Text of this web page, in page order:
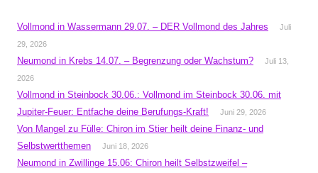
Vollmond in Wassermann 29.07. – DER Vollmond des Jahres
Juli
29, 2026
Neumond in Krebs 14.07. – Begrenzung oder Wachstum?
Juli 13,
2026
Vollmond in Steinbock 30.06.: Vollmond im Steinbock 30.06. mit
Jupiter-Feuer: Entfache deine Berufungs-Kraft!
Juni 29, 2026
Von Mangel zu Fülle: Chiron im Stier heilt deine Finanz- und
Selbstwertthemen
Juni 18, 2026
Neumond in Zwillinge 15.06: Chiron heilt Selbstzweifel –